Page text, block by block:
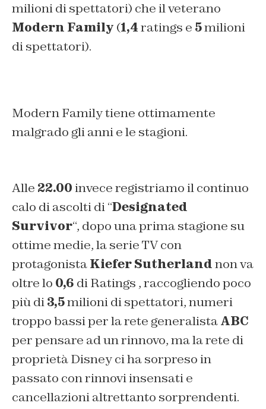
milioni di spettatori) che il veterano
Modern Family (1,4ratings e 5milioni
di spettatori).
Modern Family tiene ottimamente
malgrado gli anni e le stagioni.
Alle 22.00invece registriamo il continuo
calo di ascolti di “Designated
Survivor“, dopo una prima stagione su
ottime medie, la serie TV con
protagonistaKiefer Sutherlandnon va
oltre lo 0,6 di Ratings , raccogliendo poco
più di3,5milioni di spettatori, numeri
troppo bassi per la rete generalistaABC
per pensare ad un rinnovo, ma la rete di
proprietà Disney ci ha sorpreso in
passato con rinnovi insensati e
cancellazioni altrettanto sorprendenti.